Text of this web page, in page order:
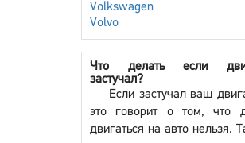
Volkswagen
Volvo
Что делать если
застучал?
Если застучал ваш
это говорит о том, что
двигаться на авто нельзя.